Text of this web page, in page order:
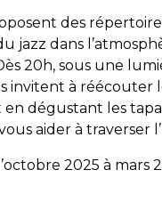
des
jazz dans
20h, sous une
invitent à réécouter
dégustant les
aider à traverser
2025 à mars